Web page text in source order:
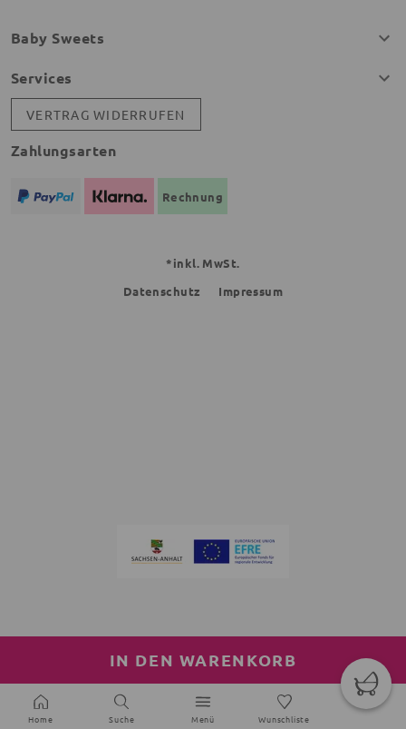
IN DEN WARENKORB
Baby Sweets
Services
VERTRAG WIDERRUFEN
Zahlungsarten
Rechnung
*inkl. MwSt.
Datenschutz
Impressum
Home Suche Menü Wunschliste